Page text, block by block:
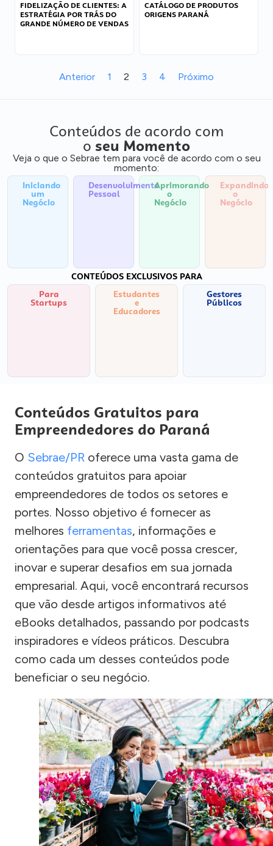
FIDELIZAÇÃO DE CLIENTES: A
ESTRATÉGIA POR TRÁS DO
GRANDE NÚMERO DE VENDAS
CATÁLOGO DE PRODUTOS
ORIGENS PARANÁ
Anterior 1 2 3 4 Próximo
Conteúdos de acordo com
o seu Momento
Veja o que o Sebrae tem para você de acordo com o seu
momento:
Iniciando
um
Negócio
Desenvolvimento
Pessoal
Aprimorando
o
Negócio
Expandindo
o
Negócio
CONTEÚDOS EXCLUSIVOS PARA
Para
Startups
Estudantes
e
Educadores
Gestores
Públicos
Conteúdos Gratuitos para
Empreendedores do Paraná
O Sebrae/PR oferece uma vasta gama de
conteúdos gratuitos para apoiar
empreendedores de todos os setores e
portes. Nosso objetivo é fornecer as
melhores ferramentas, informações e
orientações para que você possa crescer,
inovar e superar desafios em sua jornada
empresarial. Aqui, você encontrará recursos
que vão desde artigos informativos até
eBooks detalhados, passando por podcasts
inspiradores e vídeos práticos. Descubra
como cada um desses conteúdos pode
beneficiar o seu negócio.